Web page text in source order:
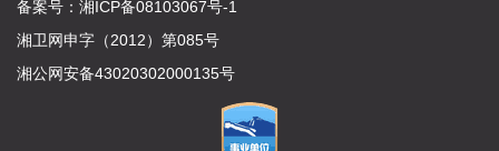
备案号： 湘ICP备08103067号-1
湘卫网申字（2012）第085号
湘公网安备43020302000135号